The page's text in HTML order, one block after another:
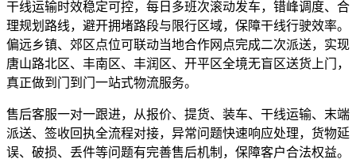
干线运输时效稳定可控，每日多班次滚动发车，错峰调度、合
理规划路线，避开拥堵路段与限行区域，保障干线行驶效率。
偏远乡镇、郊区点位可联动当地合作网点完成二次派送，实现
唐山路北区、丰南区、丰润区、开平区全境无盲区送货上门，
真正做到门到门一站式物流服务。
售后客服一对一跟进，从报价、提货、装车、干线运输、末端
派送、签收回执全流程对接，异常问题快速响应处理，货物延
误、破损、丢件等问题有完善售后机制，保障客户合法权益。